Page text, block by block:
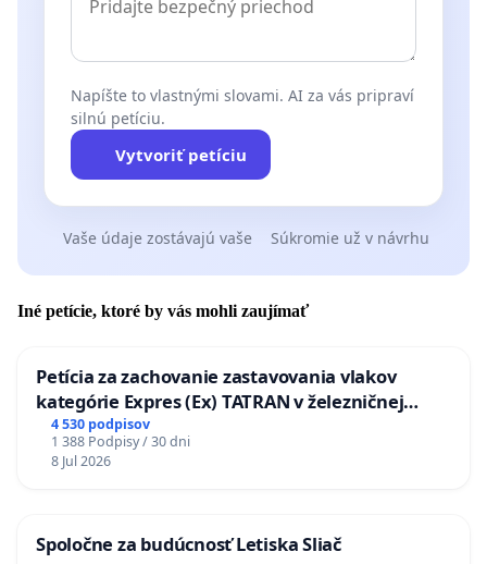
Napíšte to vlastnými slovami. AI za vás pripraví
silnú petíciu.
Vytvoriť petíciu
Vaše údaje zostávajú vaše Súkromie už v návrhu
Iné petície, ktoré by vás mohli zaujímať
Petícia za zachovanie zastavovania vlakov
kategórie Expres (Ex) TATRAN v železničnej
stanici Púchov
4 530 podpisov
1 388 Podpisy / 30 dni
8 Jul 2026
Spoločne za budúcnosť Letiska Sliač